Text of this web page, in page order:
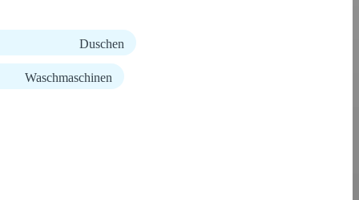
Duschen
Waschmaschinen